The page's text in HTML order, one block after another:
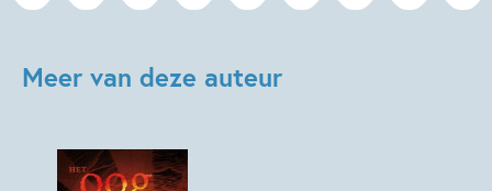
Meer van deze auteur